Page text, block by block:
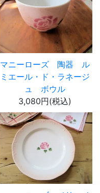
マニーローズ 陶器 ル
ミエール・ド・ラネージ
ュ ボウル
3,080円(税込)